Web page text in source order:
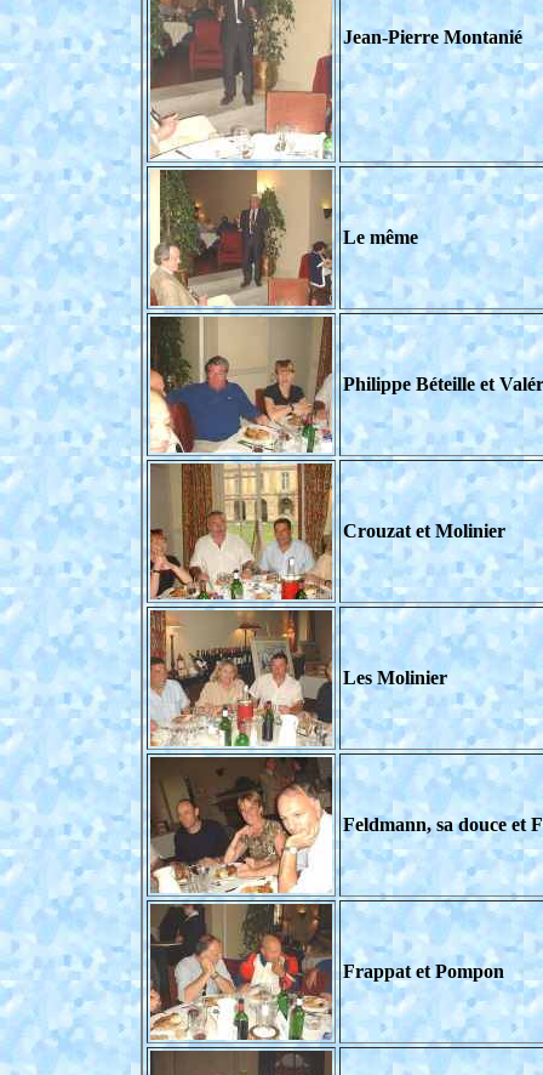
Jean-Pierre Montanié
Le même
Philippe Béteille et
Crouzat et Molinier
Les Molinier
Feldmann, sa douce et
Frappat et Pompon